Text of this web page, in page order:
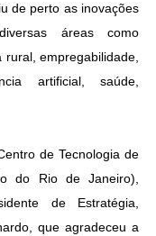
de perto as inovações
áreas como
empregabilidade,
artificial, saúde,
de Tecnologia de
do Rio de Janeiro),
de Estratégia,
que agradeceu a